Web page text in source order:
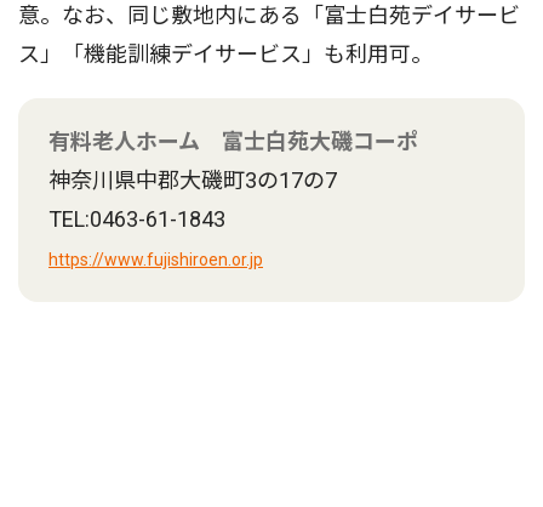
意。なお、同じ敷地内にある「富士白苑デイサービ
ス」「機能訓練デイサービス」も利用可。
有料老人ホーム 富士白苑大磯コーポ
神奈川県中郡大磯町3の17の7
TEL:0463-61-1843
https://www.fujishiroen.or.jp